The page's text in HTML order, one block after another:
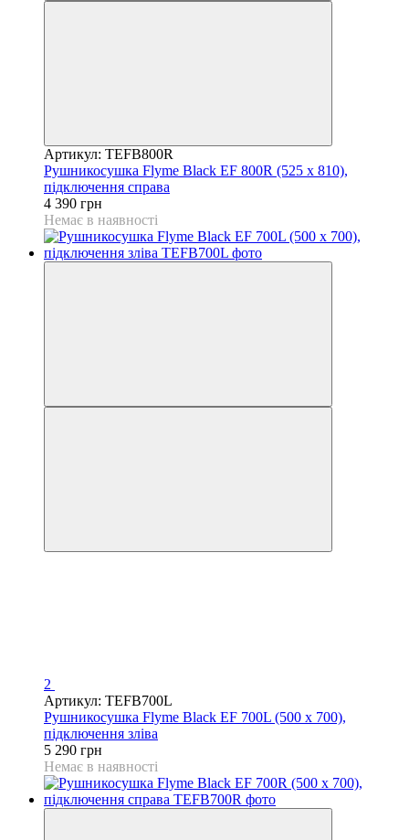
Артикул: TEFB800R
Рушникосушка Flyme Black EF 800R (525 х 810),
підключення справа
4 390 грн
Немає в наявності
2
Артикул: TEFB700L
Рушникосушка Flyme Black EF 700L (500 х 700),
підключення зліва
5 290 грн
Немає в наявності